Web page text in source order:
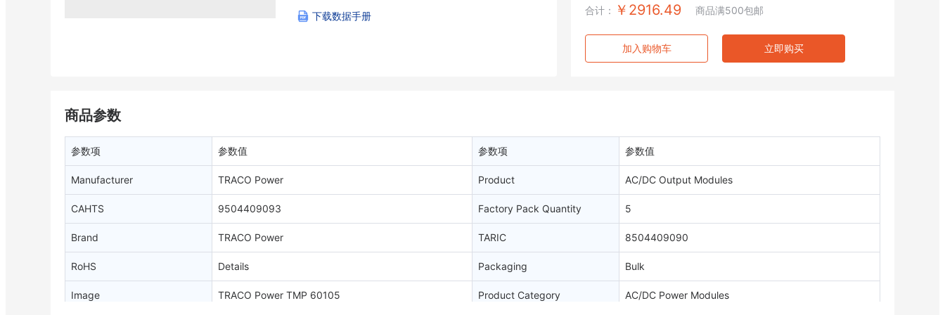
下载数据手册 合计： ￥2916.49 商品满500包邮
加入购物车 立即购买
商品参数
参数项 参数值 参数项 参数值
Manufacturer TRACO Power Product AC/DC Output Modules
CAHTS 9504409093 Factory Pack Quantity 5
Brand TRACO Power TARIC 8504409090
RoHS Details Packaging Bulk
Image TRACO Power TMP 60105 Product Category AC/DC Power Modules